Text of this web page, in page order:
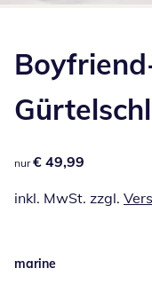
€ 49,99
nur € 49,99
inkl. MwSt. zzgl.
marine